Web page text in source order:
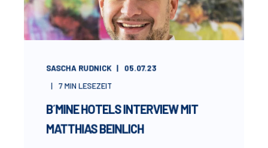
SASCHA RUDNICK
05.07.23
7MIN LESEZEIT
B´MINE HOTELS INTERVIEW MIT
MATTHIAS BEINLICH